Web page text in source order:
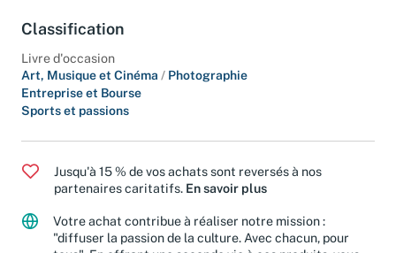
Classification
Livre d'occasion
Art, Musique et Cinéma / Photographie
Entreprise et Bourse
Sports et passions
Jusqu'à 15 % de vos achats sont reversés à nos
partenaires caritatifs. En savoir plus
Votre achat contribue à réaliser notre mission :
"diffuser la passion de la culture. Avec chacun, pour